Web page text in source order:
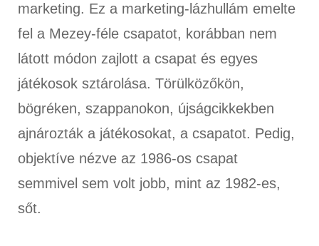
marketing. Ez a marketing-lázhullám emelte
fel a Mezey-féle csapatot, korábban nem
látott módon zajlott a csapat és egyes
játékosok sztárolása. Törülközőkön,
bögréken, szappanokon, újságcikkekben
ajnározták a játékosokat, a csapatot. Pedig,
objektíve nézve az 1986-os csapat
semmivel sem volt jobb, mint az 1982-es,
sőt.